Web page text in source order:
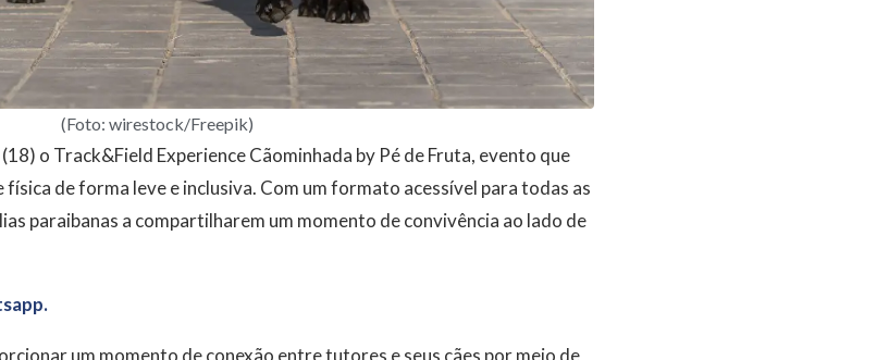
(Foto: wirestock/Freepik)
o Track&Field Experience Cãominhada by Pé de Fruta, evento que
de forma leve e inclusiva. Com um formato acessível para todas as
paraibanas a compartilharem um momento de convivência ao lado de
um momento de conexão entre tutores e seus cães por meio de